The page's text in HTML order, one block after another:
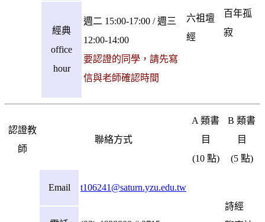
六祖壇
經
百年孤
寂
經典
office
hour
週二 15:00-17:00 / 週三
12:00-14:00
要認證的同學，請先寫
信與老師確認時間
認證教
師
聯絡方式
A 類書
目
(10 點)
B 類書
目
(5 點)
Email
t106241@saturn.yzu.edu.tw
詩經